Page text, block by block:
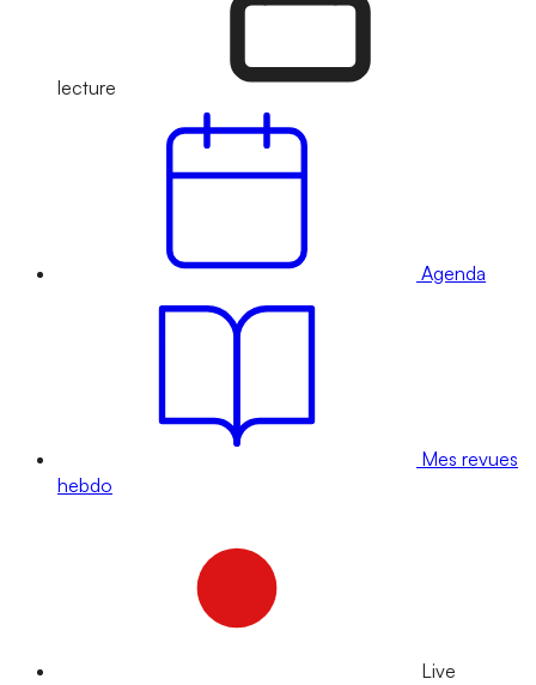
lecture
Agenda
Mes revues
hebdo
Live